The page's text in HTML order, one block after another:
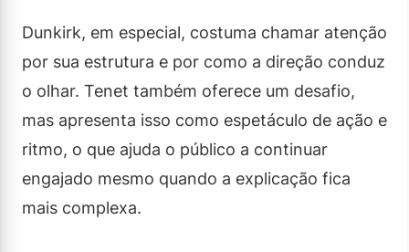
Dunkirk, em especial, costuma chamar atenção
por sua estrutura e por como a direção conduz
o olhar. Tenet também oferece um desafio,
mas apresenta isso como espetáculo de ação e
ritmo, o que ajuda o público a continuar
engajado mesmo quando a explicação fica
mais complexa.